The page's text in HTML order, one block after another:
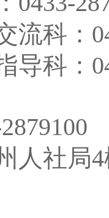
流科：
导科：
人社局